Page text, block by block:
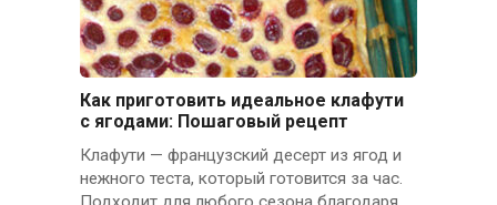
Как приготовить идеальное клафути
с ягодами: Пошаговый рецепт
Клафути — французский десерт из ягод и
нежного теста, который готовится за час.